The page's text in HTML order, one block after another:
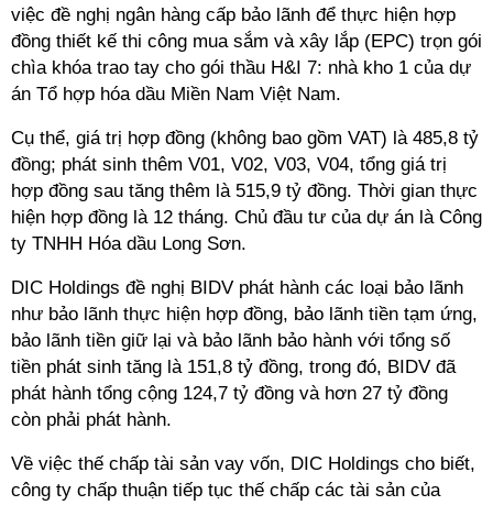
việc đề nghị ngân hàng cấp bảo lãnh để thực hiện hợp
đồng thiết kế thi công mua sắm và xây lắp (EPC) trọn gói
chìa khóa trao tay cho gói thầu H&I 7: nhà kho 1 của dự
án Tổ hợp hóa dầu Miền Nam Việt Nam.
Cụ thể, giá trị hợp đồng (không bao gồm VAT) là 485,8 tỷ
đồng; phát sinh thêm V01, V02, V03, V04, tổng giá trị
hợp đồng sau tăng thêm là 515,9 tỷ đồng. Thời gian thực
hiện hợp đồng là 12 tháng. Chủ đầu tư của dự án là Công
ty TNHH Hóa dầu Long Sơn.
DIC Holdings đề nghị BIDV phát hành các loại bảo lãnh
như bảo lãnh thực hiện hợp đồng, bảo lãnh tiền tạm ứng,
bảo lãnh tiền giữ lại và bảo lãnh bảo hành với tổng số
tiền phát sinh tăng là 151,8 tỷ đồng, trong đó, BIDV đã
phát hành tổng cộng 124,7 tỷ đồng và hơn 27 tỷ đồng
còn phải phát hành.
Về việc thế chấp tài sản vay vốn, DIC Holdings cho biết,
công ty chấp thuận tiếp tục thế chấp các tài sản của